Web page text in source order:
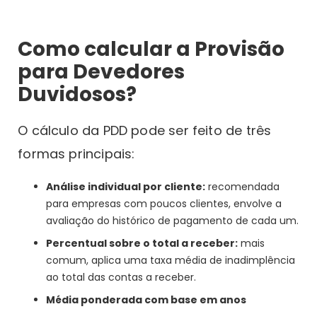
Como calcular a Provisão
para Devedores
Duvidosos?
O cálculo da PDD pode ser feito de três
formas principais:
Análise individual por cliente: recomendada
para empresas com poucos clientes, envolve a
avaliação do histórico de pagamento de cada um.
Percentual sobre o total a receber: mais
comum, aplica uma taxa média de inadimplência
ao total das contas a receber.
Média ponderada com base em anos